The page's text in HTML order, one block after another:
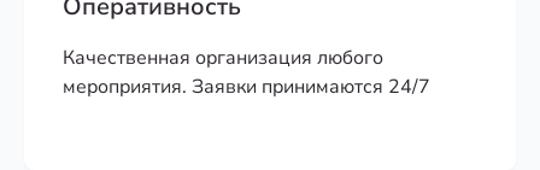
Оперативность
Качественная организация любого
мероприятия. Заявки принимаются 24/7